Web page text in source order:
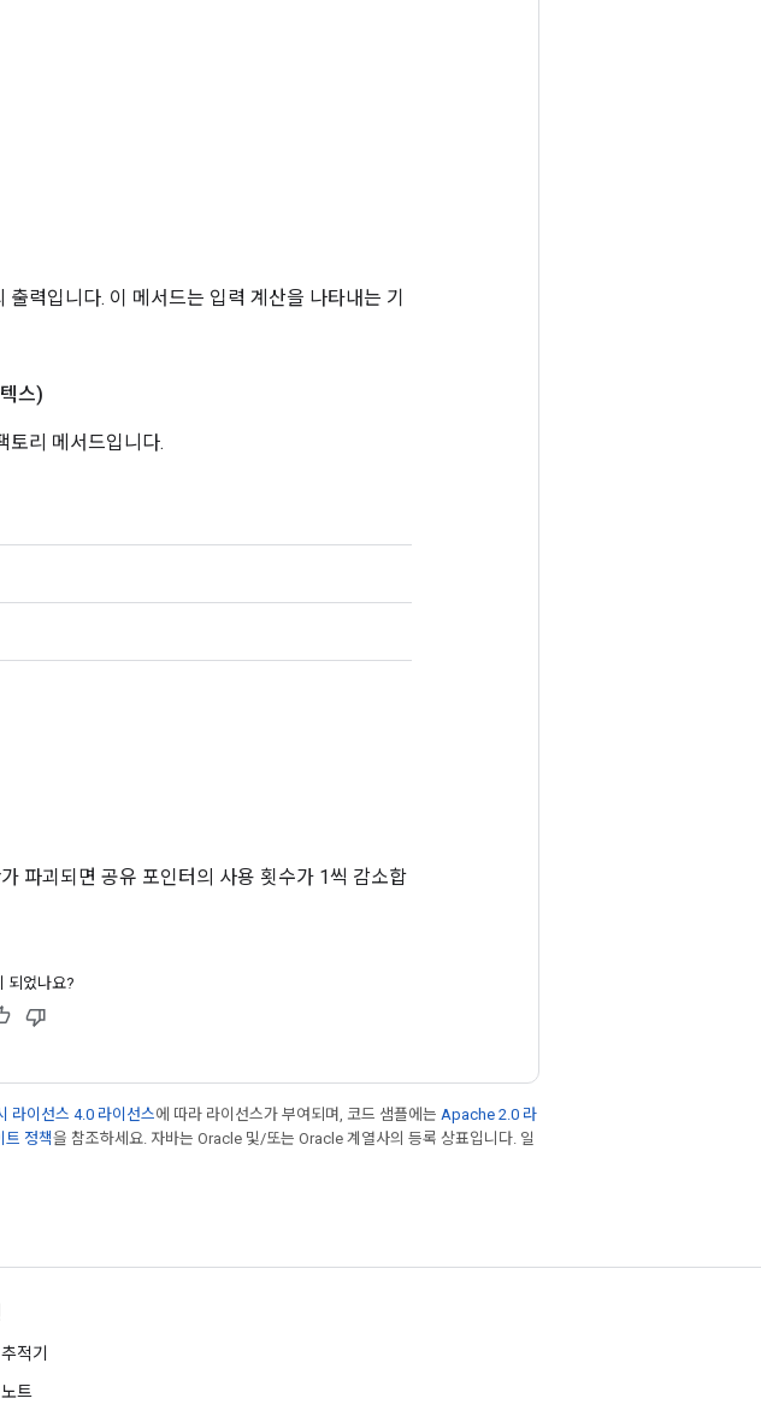
력입니다. 이 메서드는 입력 계산을 나타내는 기
스)
토리 메서드입니다.
파괴되면 공유 포인터의 사용 횟수가 1씩 감소합
되었나요?
라이선스 4.0 라이선스에 따라 라이선스가 부여되며, 코드 샘플에는 Apache 2.0 라
정책을 참조하세요. 자바는 Oracle 및/또는 Oracle 계열사의 등록 상표입니다. 일
적기
트